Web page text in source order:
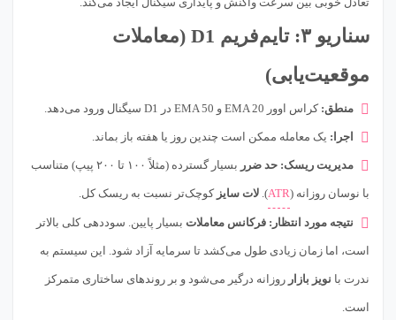
سناریو ۳: تایم‌فریم D1 (معاملات
موقعیت‌یابی)
منطق: کراس اوور EMA 20 و EMA 50 در D1 سیگنال ورود می‌دهد.
اجرا: یک معامله ممکن است چندین روز یا هفته باز بماند.
مدیریت ریسک: حد ضرر بسیار گسترده (مثلاً ۱۰۰ تا ۲۰۰ پیپ) متناسب
با نوسان روزانه (ATR
). لات سایز کوچک‌تر نسبت به ریسک کل.
نتیجه مورد انتظار: فرکانس معاملات بسیار پایین. سوددهی کلی بالاتر
است، اما زمان زیادی طول می‌کشد تا سرمایه آزاد شود. این سیستم به
ندرت با نویز بازار روزانه درگیر می‌شود و بر روندهای ساختاری متمرکز
است.